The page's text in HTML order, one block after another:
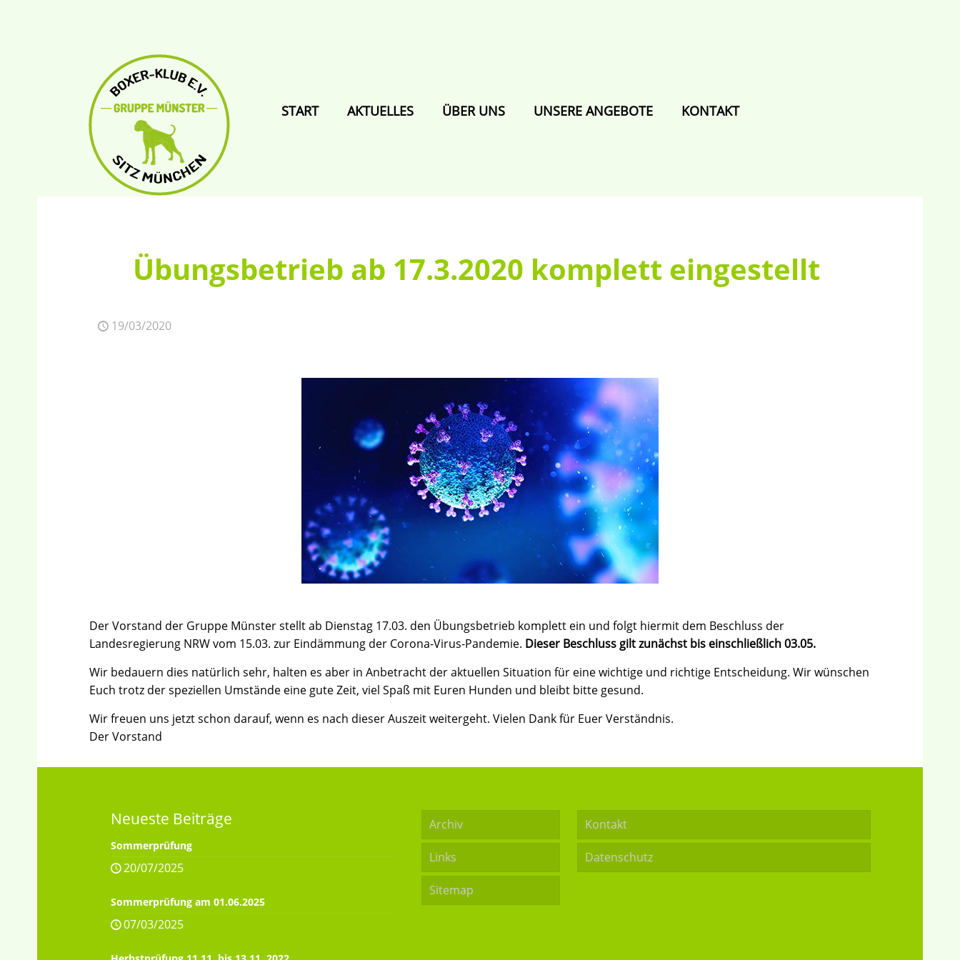
START AKTUELLES ÜBER UNS UNSERE ANGEBOTE KONTAKT
Übungsbetrieb ab 17.3.2020 komplett eingestellt
19/03/2020
Der Vorstand der Gruppe Münster stellt ab Dienstag 17.03. den Übungsbetrieb komplett ein und folgt hiermit dem Beschluss der
Landesregierung NRW vom 15.03. zur Eindämmung der Corona-Virus-Pandemie. Dieser Beschluss gilt zunächst bis einschließlich 03.05.
Wir bedauern dies natürlich sehr, halten es aber in Anbetracht der aktuellen Situation für eine wichtige und richtige Entscheidung. Wir wünschen
Euch trotz der speziellen Umstände eine gute Zeit, viel Spaß mit Euren Hunden und bleibt bitte gesund.
Wir freuen uns jetzt schon darauf, wenn es nach dieser Auszeit weitergeht. Vielen Dank für Euer Verständnis.
Der Vorstand
Neueste Beiträge
Sommerprüfung
20/07/2025
Sommerprüfung am 01.06.2025
07/03/2025
Archiv
Links
Sitemap
Kontakt
Datenschutz